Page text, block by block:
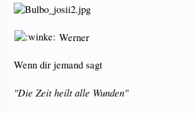
Werner
Wenn dir jemand sagt
"Die Zeit heilt alle Wunden"